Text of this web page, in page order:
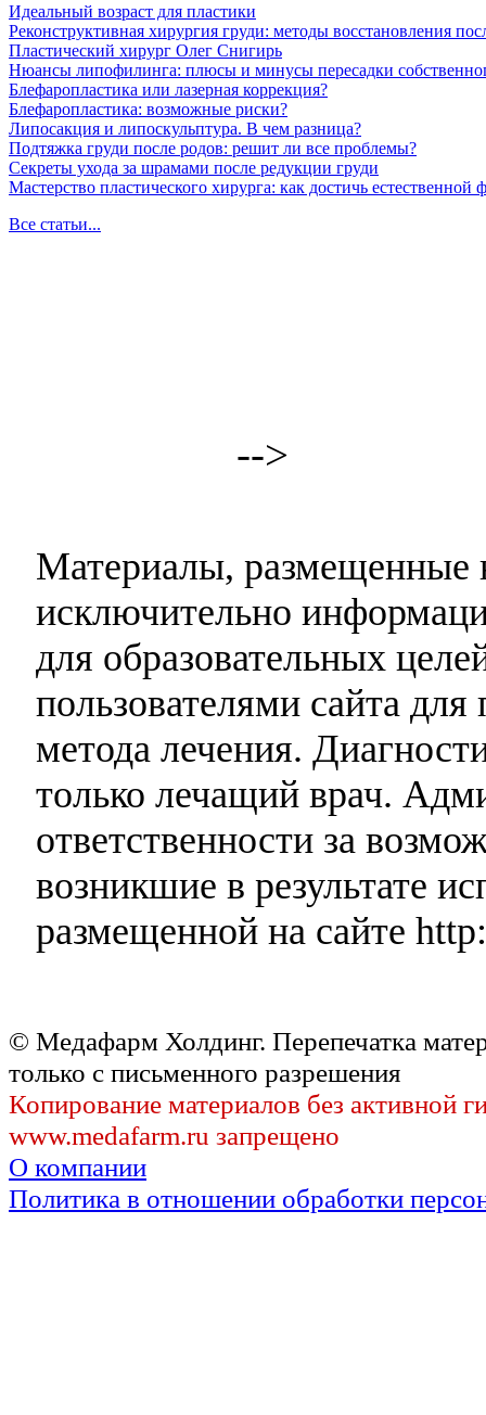
Идеальный возраст для пластики
Реконструктивная хирургия груди: методы восстановления
Пластический хирург Олег Снигирь
Нюансы липофилинга: плюсы и минусы пересадки
Блефаропластика или лазерная коррекция?
Блефаропластика: возможные риски?
Липосакция и липоскульптура. В чем разница?
Подтяжка груди после родов: решит ли все проблемы?
Секреты ухода за шрамами после редукции груди
Мастерство пластического хирурга: как достичь
Все статьи...
-->
Материалы, размещенные
исключительно
для образовательных
пользователями сайта
метода лечения.
только лечащий врач.
ответственности за
возникшие в результате
размещенной на сайте
© Медафарм Холдинг. Перепечатка
только с письменного разрешения
Копирование материалов без активной
www.medafarm.ru запрещено
О компании
Политика в отношении обработки